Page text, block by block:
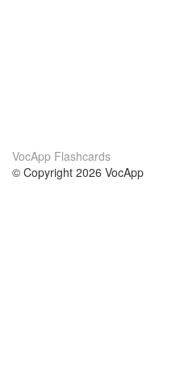
VocApp Flashcards
© Copyright 2026 VocApp